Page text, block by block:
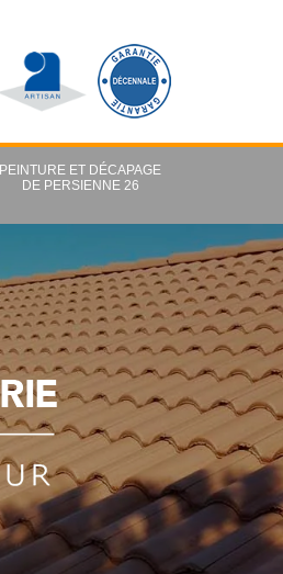
PEINTURE ET DÉCAPAGE
DE PERSIENNE 26